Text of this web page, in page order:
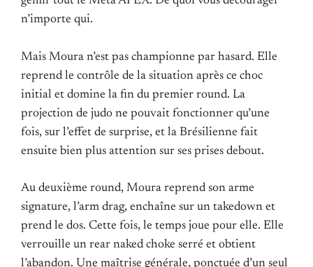
n’importe qui.
Mais Moura n’est pas championne par hasard. Elle
reprend le contrôle de la situation après ce choc
initial et domine la fin du premier round. La
projection de judo ne pouvait fonctionner qu’une
fois, sur l’effet de surprise, et la Brésilienne fait
ensuite bien plus attention sur ses prises debout.
Au deuxième round, Moura reprend son arme
signature, l’arm drag, enchaîne sur un takedown et
prend le dos. Cette fois, le temps joue pour elle. Elle
verrouille un rear naked choke serré et obtient
l’abandon. Une maîtrise générale, ponctuée d’un seul